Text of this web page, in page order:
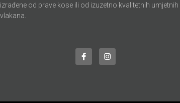
izrađene od prave kose ili od izuzetno kvalitetnih umjetnih
vlakana.